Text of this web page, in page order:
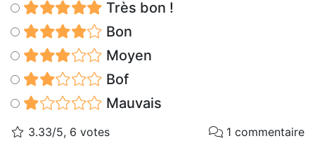
Très bon !
Bon
Moyen
Bof
Mauvais
3.33/5, 6 votes 1 commentaire